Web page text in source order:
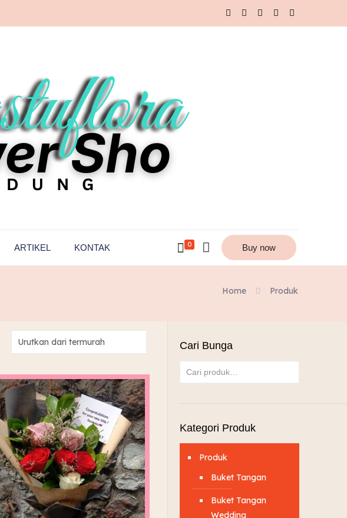
ARTIKEL KONTAK 0 Buy now
Home Produk
Cari Bunga
Kategori Produk
Produk
Buket Tangan
Buket Tangan
Wedding